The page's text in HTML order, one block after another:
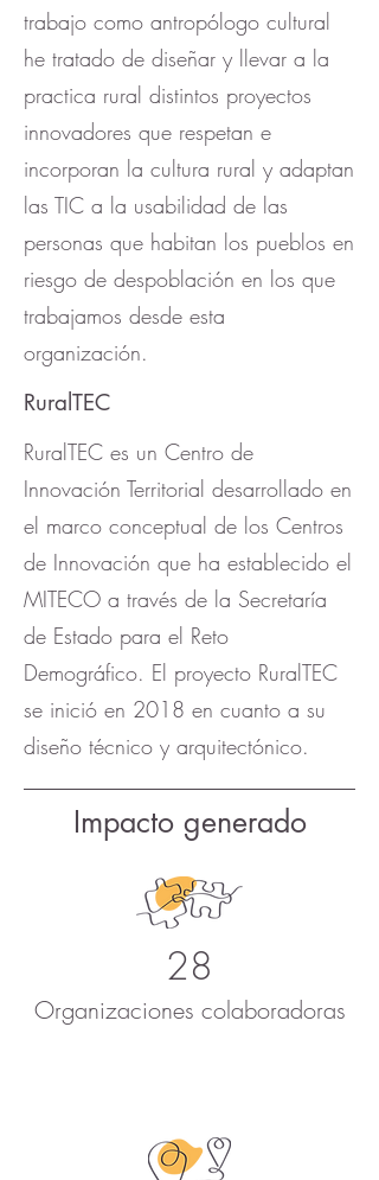
trabajo como antropólogo cultural
he tratado de diseñar y llevar a la
practica rural distintos proyectos
innovadores que respetan e
incorporan la cultura rural y adaptan
las TIC a la usabilidad de las
personas que habitan los pueblos en
riesgo de despoblación en los que
trabajamos desde esta
organización.
RuralTEC
RuralTEC es un Centro de
Innovación Territorial desarrollado en
el marco conceptual de los Centros
de Innovación que ha establecido el
MITECO a través de la Secretaría
de Estado para el Reto
Demográfico. El proyecto RuralTEC
se inició en 2018 en cuanto a su
diseño técnico y arquitectónico.
Impacto generado
28
Organizaciones colaboradoras